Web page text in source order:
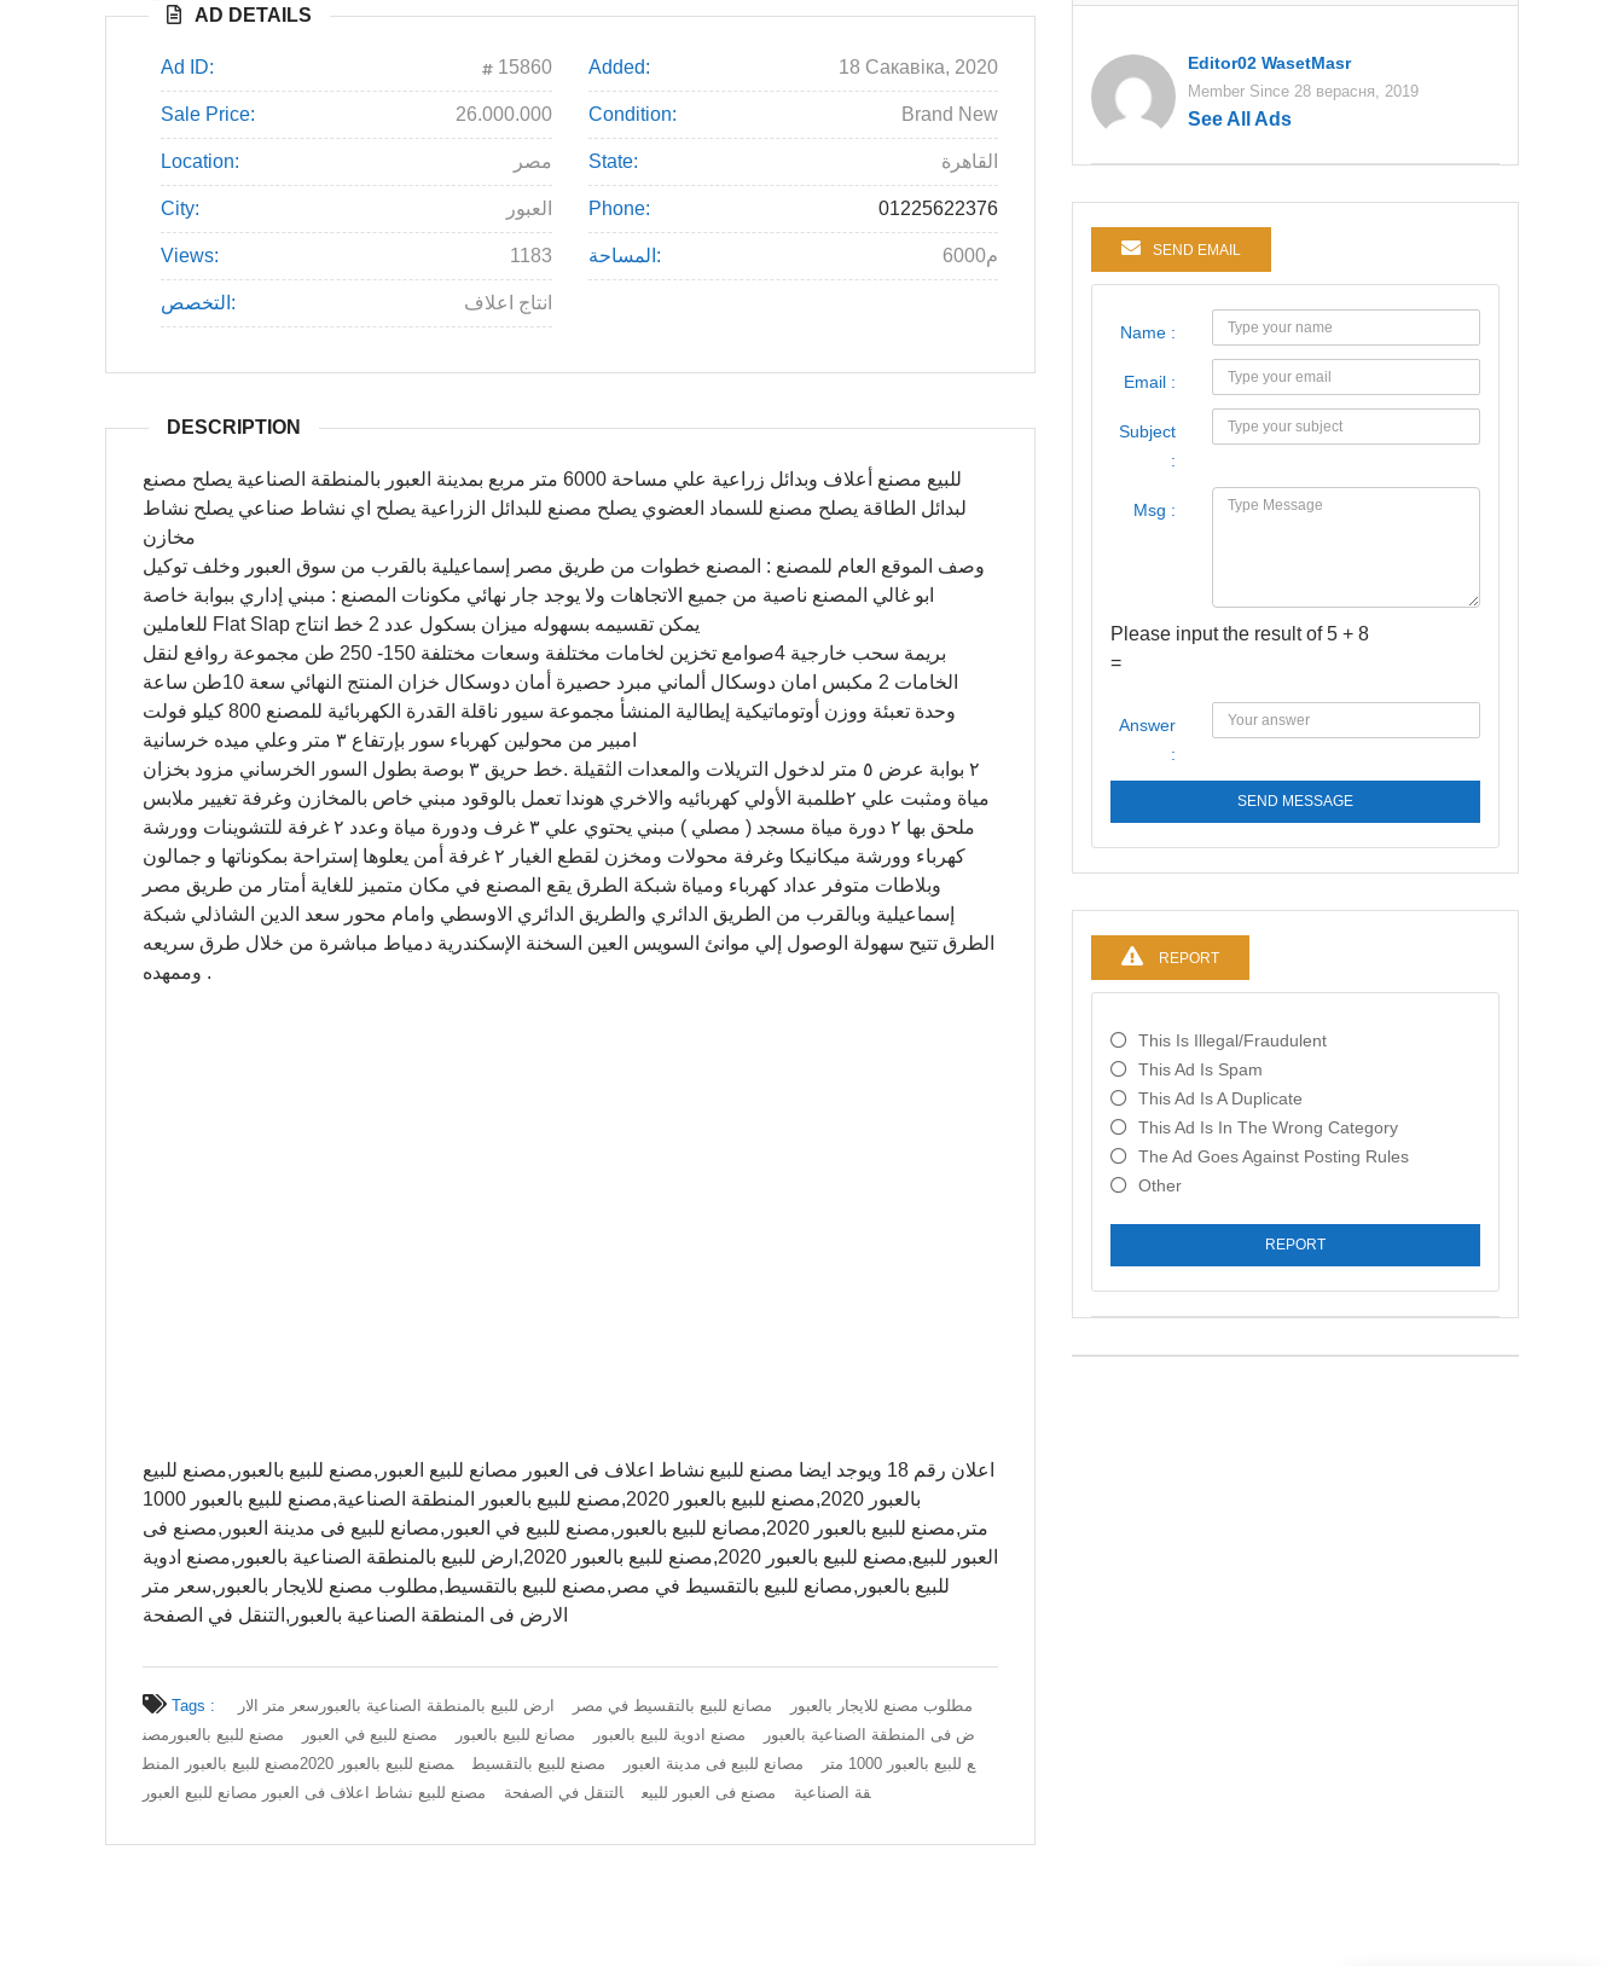
AD DETAILS
Ad ID: 15860 Added: 18 Сакавіка, 2020
Sale Price: 26.000.000 Condition: Brand New
Location: مصر State: القاهرة
City: العبور Phone: 01225622376
Views: 1183 المساحة: 6000م
التخصص: انتاج اعلاف
DESCRIPTION
للبيع مصنع أعلاف وبدائل زراعية علي مساحة 6000 متر مربع بمدينة العبور بالمنطقة الصناعية يصلح مصنع
لبدائل الطاقة يصلح مصنع للسماد العضوي يصلح مصنع للبدائل الزراعية يصلح اي نشاط صناعي يصلح نشاط
مخازن
وصف الموقع العام للمصنع : المصنع خطوات من طريق مصر إسماعيلية بالقرب من سوق العبور وخلف توكيل
ابو غالي المصنع ناصية من جميع الاتجاهات ولا يوجد جار نهائي مكونات المصنع : مبني إداري ببوابة خاصة
للعاملين Flat Slap يمكن تقسيمه بسهوله ميزان بسكول عدد 2 خط انتاج
بريمة سحب خارجية 4صوامع تخزين لخامات مختلفة وسعات مختلفة 150- 250 طن مجموعة روافع لنقل
الخامات 2 مكبس امان دوسكال ألماني مبرد حصيرة أمان دوسكال خزان المنتج النهائي سعة 10طن ساعة
وحدة تعبئة ووزن أوتوماتيكية إيطالية المنشأ مجموعة سيور ناقلة القدرة الكهربائية للمصنع 800 كيلو فولت
امبير من محولين كهرباء سور بإرتفاع ٣ متر وعلي ميده خرسانية
٢ بوابة عرض ٥ متر لدخول التريلات والمعدات الثقيلة .خط حريق ٣ بوصة بطول السور الخرساني مزود بخزان
مياة ومثبت علي ٢طلمبة الأولي كهربائيه والاخري هوندا تعمل بالوقود مبني خاص بالمخازن وغرفة تغيير ملابس
ملحق بها ٢ دورة مياة مسجد ( مصلي ) مبني يحتوي علي ٣ غرف ودورة مياة وعدد ٢ غرفة للتشوينات وورشة
كهرباء وورشة ميكانيكا وغرفة محولات ومخزن لقطع الغيار ٢ غرفة أمن يعلوها إستراحة بمكوناتها و جمالون
وبلاطات متوفر عداد كهرباء ومياة شبكة الطرق يقع المصنع في مكان متميز للغاية أمتار من طريق مصر
إسماعيلية وبالقرب من الطريق الدائري والطريق الدائري الاوسطي وامام محور سعد الدين الشاذلي شبكة
الطرق تتيح سهولة الوصول إلي موانئ السويس العين السخنة الإسكندرية دمياط مباشرة من خلال طرق سريعه
وممهده .
اعلان رقم 18 ويوجد ايضا مصنع للبيع نشاط اعلاف فى العبور مصانع للبيع العبور,مصنع للبيع بالعبور,مصنع للبيع
بالعبور 2020,مصنع للبيع بالعبور 2020,مصنع للبيع بالعبور المنطقة الصناعية,مصنع للبيع بالعبور 1000
متر,مصنع للبيع بالعبور 2020,مصانع للبيع بالعبور,مصنع للبيع في العبور,مصانع للبيع فى مدينة العبور,مصنع فى
العبور للبيع,مصنع للبيع بالعبور 2020,مصنع للبيع بالعبور 2020,ارض للبيع بالمنطقة الصناعية بالعبور,مصنع ادوية
للبيع بالعبور,مصانع للبيع بالتقسيط في مصر,مصنع للبيع بالتقسيط,مطلوب مصنع للايجار بالعبور,سعر متر
الارض فى المنطقة الصناعية بالعبور,التنقل في الصفحة
Tags : مطلوب مصنع للايجار بالعبور مصانع للبيع بالتقسيط في مصر ارض للبيع بالمنطقة الصناعية بالعبور سعر متر الار
ض فى المنطقة الصناعية بالعبور
مصنع ادوية للبيع بالعبور مصانع للبيع بالعبور مصنع للبيع في العبور مصنع للبيع بالعبور مصن
ع للبيع بالعبور 1000 متر
مصانع للبيع فى مدينة العبور مصنع للبيع بالتقسيط مصنع للبيع بالعبور 2020
مصنع للبيع بالعبور المنط
قة الصناعية
مصنع فى العبور للبيع التنقل في الصفحة مصنع للبيع نشاط اعلاف فى العبور مصانع للبيع العبور
Editor02 WasetMasr
Member Since 28 верасня, 2019
See All Ads
SEND EMAIL
Name :
Email :
Subject
:
Msg :
Please input the result of 5 + 8
=
Answer
:
SEND MESSAGE
REPORT
This Is Illegal/fraudulent
This Ad Is Spam
This Ad Is A Duplicate
This Ad Is In The Wrong Category
The Ad Goes Against Posting Rules
Other
REPORT